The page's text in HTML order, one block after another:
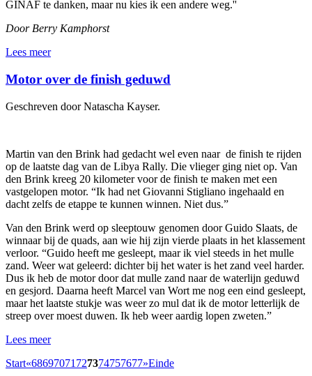
GINAF te danken, maar nu kies ik een andere weg.''
Door Berry Kamphorst
Lees meer
Motor over de finish geduwd
Geschreven door Natascha Kayser.
Martin van den Brink had gedacht wel even naar de finish te rijden
op de laatste dag van de Libya Rally. Die vlieger ging niet op. Van
den Brink kreeg 20 kilometer voor de finish te maken met een
vastgelopen motor. “Ik had net Giovanni Stigliano ingehaald en
dacht zelfs de etappe te kunnen winnen. Niet dus.”
Van den Brink werd op sleeptouw genomen door Guido Slaats, de
winnaar bij de quads, aan wie hij zijn vierde plaats in het klassement
verloor. “Guido heeft me gesleept, maar ik viel steeds in het mulle
zand. Weer wat geleerd: dichter bij het water is het zand veel harder.
Dus ik heb de motor door dat mulle zand naar de waterlijn geduwd
en gesjord. Daarna heeft Marcel van Wort me nog een eind gesleept,
maar het laatste stukje was weer zo mul dat ik de motor letterlijk de
streep over moest duwen. Ik heb weer aardig lopen zweten.”
Lees meer
Start«68697071 727374757677»Einde